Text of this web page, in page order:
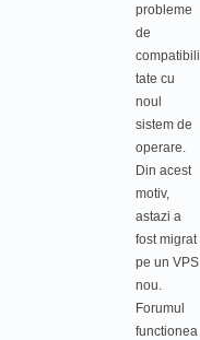
probleme
de
compatibili
tate cu
noul
sistem de
operare.
Din acest
motiv,
astazi a
fost migrat
pe un VPS
nou.
Forumul
functionea